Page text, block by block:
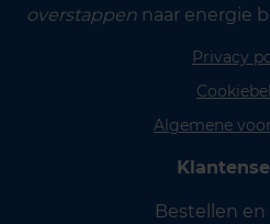
overstappen naar energie
Privacy
Algemene
Bestellen